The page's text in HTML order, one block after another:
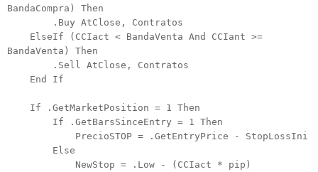
BandaCompra) Then
.Buy AtClose, Contratos
ElseIf (CCIact < BandaVenta And CCIant >=
BandaVenta) Then
.Sell AtClose, Contratos
End If
If .GetMarketPosition = 1 Then
If .GetBarsSinceEntry = 1 Then
PrecioSTOP = .GetEntryPrice - StopLossIni
Else
NewStop = .Low - (CCIact * pip)